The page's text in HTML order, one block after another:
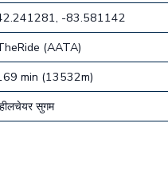
-83.581142
(AATA)
min (13532m)
सुगम